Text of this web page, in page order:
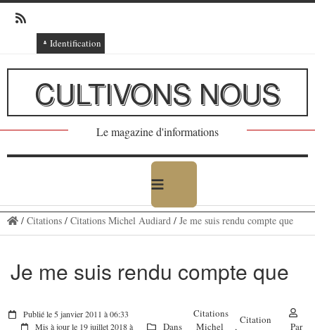
Identification
Connexion
Connexion via Facebook
Inscription
Ajout texte ou poème
CULTIVONS NOUS
Le magazine d'informations
/ Citations/ Citations Michel Audiard/ Je me suis rendu compte que
Je me suis rendu compte que
Publié le 5 janvier 2011 à 06:33
Mis à jour le 19 juillet 2018 à
Dans
Citations
Michel
,
Citation
Par